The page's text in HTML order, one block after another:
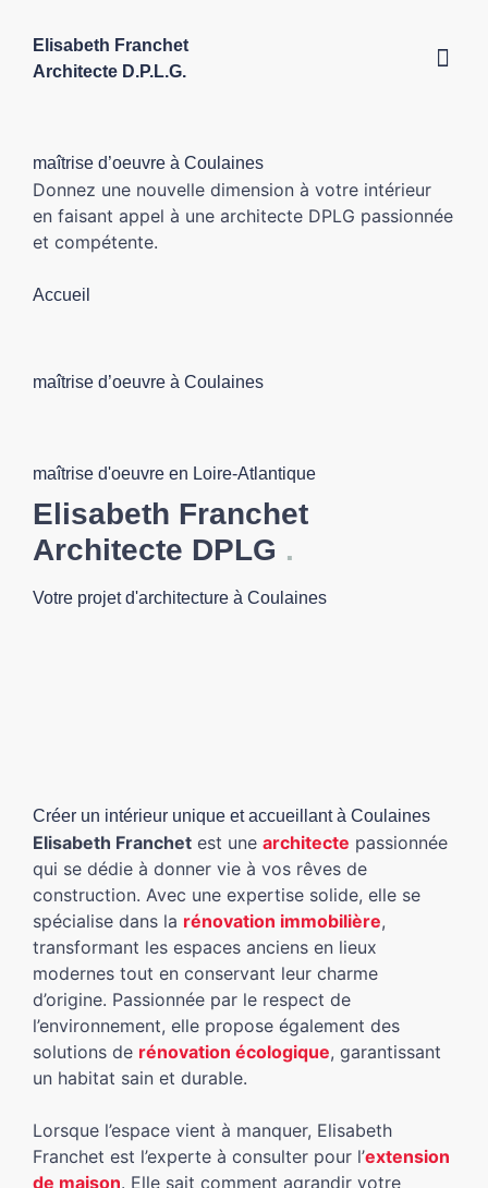
Elisabeth Franchet
Architecte D.P.L.G.
maîtrise d’oeuvre à Coulaines
Donnez une nouvelle dimension à votre intérieur
en faisant appel à une architecte DPLG passionnée
et compétente.
Accueil
maîtrise d’oeuvre à Coulaines
maîtrise d'oeuvre en Loire-Atlantique
Elisabeth Franchet
Architecte DPLG .
Votre projet d'architecture à Coulaines
Créer un intérieur unique et accueillant à Coulaines
Elisabeth Franchet est une architecte passionnée
qui se dédie à donner vie à vos rêves de
construction. Avec une expertise solide, elle se
spécialise dans la rénovation immobilière,
transformant les espaces anciens en lieux
modernes tout en conservant leur charme
d’origine. Passionnée par le respect de
l’environnement, elle propose également des
solutions de rénovation écologique, garantissant
un habitat sain et durable.
Lorsque l’espace vient à manquer, Elisabeth
Franchet est l’experte à consulter pour l’extension
de maison. Elle sait comment agrandir votre